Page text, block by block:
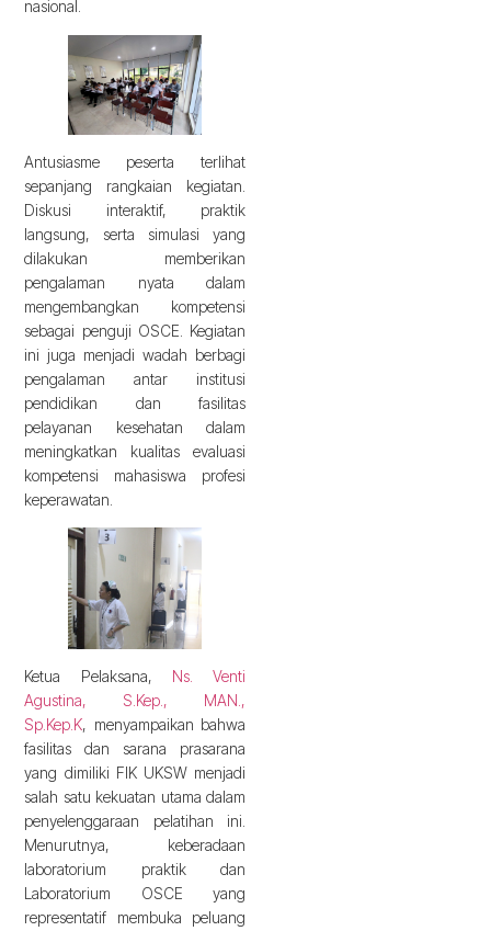
nasional.
Antusiasme peserta terlihat
sepanjang rangkaian kegiatan.
Diskusi interaktif, praktik
langsung, serta simulasi yang
dilakukan memberikan
pengalaman nyata dalam
mengembangkan kompetensi
sebagai penguji OSCE. Kegiatan
ini juga menjadi wadah berbagi
pengalaman antar institusi
pendidikan dan fasilitas
pelayanan kesehatan dalam
meningkatkan kualitas evaluasi
kompetensi mahasiswa profesi
keperawatan.
Ketua Pelaksana, Ns. Venti
Agustina, S.Kep., MAN.,
Sp.Kep.K, menyampaikan bahwa
fasilitas dan sarana prasarana
yang dimiliki FIK UKSW menjadi
salah satu kekuatan utama dalam
penyelenggaraan pelatihan ini.
Menurutnya, keberadaan
laboratorium praktik dan
Laboratorium OSCE yang
representatif membuka peluang